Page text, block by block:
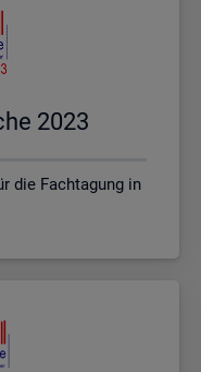
2023
die Fachtagung in